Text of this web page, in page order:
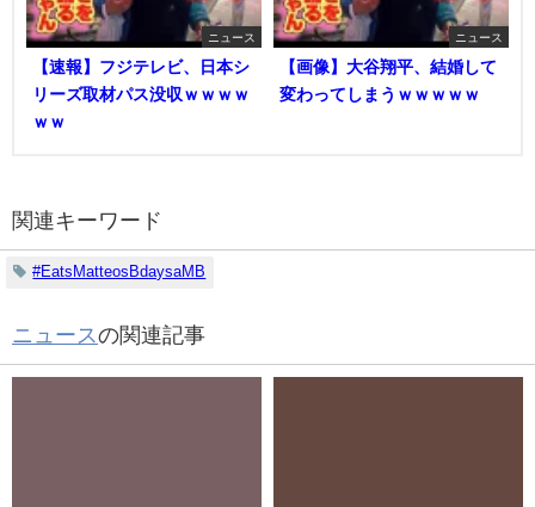
ニュース
【速報】フジテレビ、日本シ
リーズ取材パス没収ｗｗｗｗ
ｗｗ
ニュース
【画像】大谷翔平、結婚して
変わってしまうｗｗｗｗｗ
関連キーワード
#EatsMatteosBdaysaMB
ニュースの関連記事